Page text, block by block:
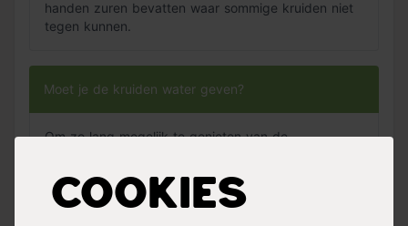
Cookies
handen zuren bevatten waar sommige kruiden niet
tegen kunnen.
Moet je de kruiden water geven?
Om zo lang mogelijk te genieten van de